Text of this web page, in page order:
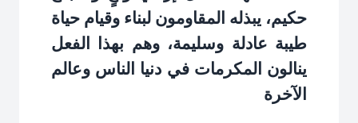
حكيم، يبذله المقاومون لبناء وقيام حياة
طيبة عادلة وسليمة، وهم بهذا الفعل
ينالون المكرمات في دنيا الناس وعالم
الآخرة